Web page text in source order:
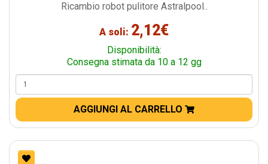
Ricambio robot pulitore Astralpool..
A soli: 2,12€
Disponibilità:
Consegna stimata da 10 a 12 gg
AGGIUNGI AL CARRELLO